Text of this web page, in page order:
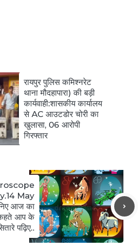
रायपुर पुलिस कमिश्नरेट
थाना मौदहापारा) की बड़ी
कार्यवाही:शासकीय कार्यालय
से AC आउटडोर चोरी का
खुलासा, 06 आरोपी
गिरफ्तार
May
आज का
कहते आप के
पढ़िए..